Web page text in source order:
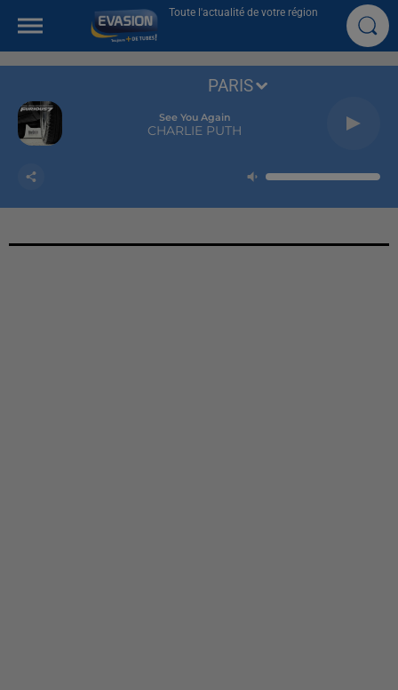
Toute l'actualité de votre région
See You Again
CHARLIE PUTH
PARIS